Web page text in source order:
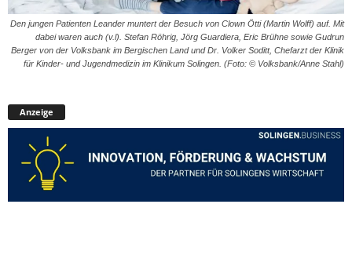
Den jungen Patienten Leander muntert der Besuch von Clown Ötti (Martin Wolff) auf. Mit
dabei waren auch (v.l). Stefan Röhrig, Jörg Guardiera, Eric Brühne sowie Gudrun
Berger von der Volksbank im Bergischen Land und Dr. Volker Soditt, Chefarzt der Klinik
für Kinder- und Jugendmedizin im Klinikum Solingen. (Foto: © Volksbank/Anne Stahl)
Anzeige